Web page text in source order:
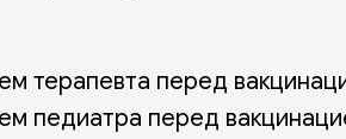
терапевта перед
педиатра перед